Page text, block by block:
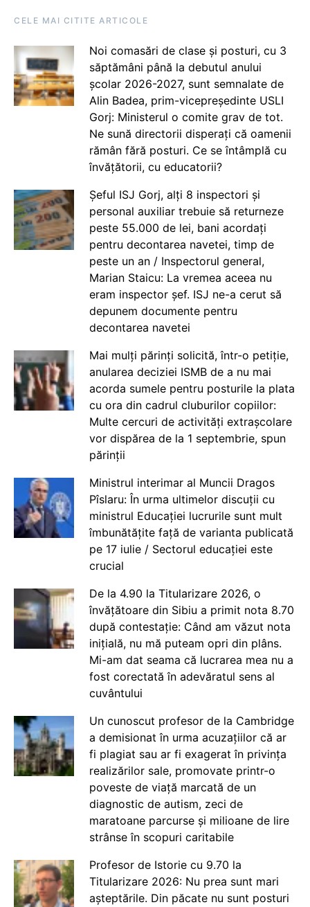
CELE MAI CITITE ARTICOLE
Noi comasări de clase și posturi, cu 3
săptămâni până la debutul anului
școlar 2026-2027, sunt semnalate de
Alin Badea, prim-vicepreședinte USLI
Gorj: Ministerul o comite grav de tot.
Ne sună directorii disperați că oamenii
rămân fără posturi. Ce se întâmplă cu
învățătorii, cu educatorii?
Șeful ISJ Gorj, alți 8 inspectori și
personal auxiliar trebuie să returneze
peste 55.000 de lei, bani acordați
pentru decontarea navetei, timp de
peste un an / Inspectorul general,
Marian Staicu: La vremea aceea nu
eram inspector șef. ISJ ne-a cerut să
depunem documente pentru
decontarea navetei
Mai mulți părinți solicită, într-o petiție,
anularea deciziei ISMB de a nu mai
acorda sumele pentru posturile la plata
cu ora din cadrul cluburilor copiilor:
Multe cercuri de activități extrașcolare
vor dispărea de la 1 septembrie, spun
părinții
Ministrul interimar al Muncii Dragos
Pîslaru: În urma ultimelor discuții cu
ministrul Educației lucrurile sunt mult
îmbunătățite față de varianta publicată
pe 17 iulie / Sectorul educației este
crucial
De la 4.90 la Titularizare 2026, o
învățătoare din Sibiu a primit nota 8.70
după contestație: Când am văzut nota
inițială, nu mă puteam opri din plâns.
Mi-am dat seama că lucrarea mea nu a
fost corectată în adevăratul sens al
cuvântului
Un cunoscut profesor de la Cambridge
a demisionat în urma acuzațiilor că ar
fi plagiat sau ar fi exagerat în privința
realizărilor sale, promovate printr-o
poveste de viață marcată de un
diagnostic de autism, zeci de
maratoane parcurse și milioane de lire
strânse în scopuri caritabile
Profesor de Istorie cu 9.70 la
Titularizare 2026: Nu prea sunt mari
așteptările. Din păcate nu sunt posturi